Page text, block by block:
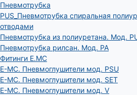
Пневмотрубка
PUS_Пневмотрубка спиральная
отводами
Пневмотрубка из полиуретана. Мод.
Пневмотрубка рилсан. Мод. PA
Фитинги E.MC
E-MC. Пневмоглушители мод. PSU
E-MC. Пневмоглушители мод. SET
E-MC. Пневмоглушители мод. V